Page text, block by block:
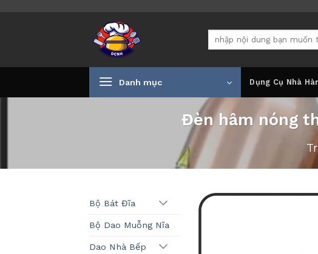
Tìm
kiếm:
Danh mục Dụng Cụ Nhà
Đèn hâm nóng
Bộ Bát Đĩa
Bộ Dao Muỗng Nĩa
Dao Nhà Bếp